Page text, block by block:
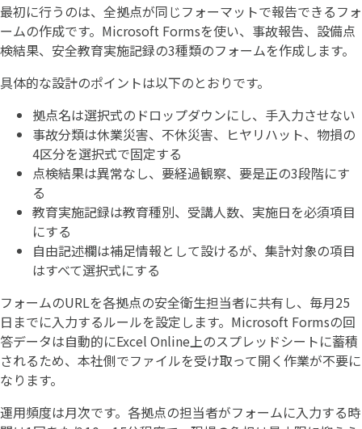
最初に行うのは、全拠点が同じフォーマットで報告できるフォ
ームの作成です。Microsoft Formsを使い、事故報告、設備点
検結果、安全教育実施記録の3種類のフォームを作成します。
具体的な設計のポイントは以下のとおりです。
拠点名は選択式のドロップダウンにし、手入力させない
事故分類は休業災害、不休災害、ヒヤリハット、物損の
4区分を選択式で固定する
点検結果は異常なし、要経過観察、要是正の3段階にす
る
教育実施記録は教育種別、受講人数、実施日を必須項目
にする
自由記述欄は補足情報として設けるが、集計対象の項目
はすべて選択式にする
フォームのURLを各拠点の安全衛生担当者に共有し、毎月25
日までに入力するルールを設定します。Microsoft Formsの回
答データは自動的にExcel Online上のスプレッドシートに蓄積
されるため、本社側でファイルを受け取って開く作業が不要に
なります。
運用頻度は月次です。各拠点の担当者がフォームに入力する時